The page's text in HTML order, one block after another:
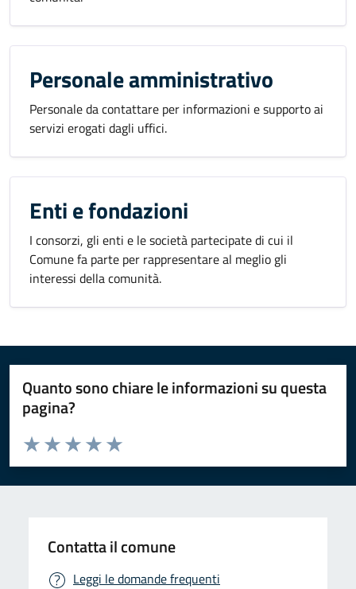
Personale amministrativo
Personale da contattare per informazioni e supporto ai
servizi erogati dagli uffici.
Enti e fondazioni
I consorzi, gli enti e le società partecipate di cui il
Comune fa parte per rappresentare al meglio gli
interessi della comunità.
Quanto sono chiare le informazioni su questa
pagina?
Valuta da 1 a 5 stelle la pagina
Valuta 5 stelle su 5
Valuta 4 stelle su 5
Valuta 3 stelle su 5
Valuta 2 stelle su 5
Valuta 1 stelle su 5
Contatta il comune
Leggi le domande frequenti